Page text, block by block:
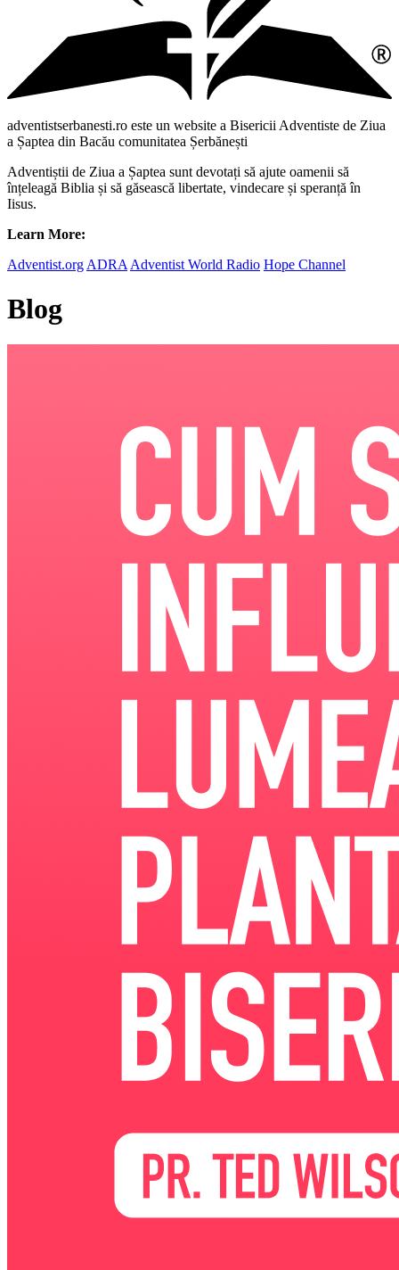
adventistserbanesti.ro este un website a Bisericii Adventiste de Ziua
a Șaptea din Bacău comunitatea Șerbănești
Adventiștii de Ziua a Șaptea sunt devotați să ajute oamenii să
înțeleagă Biblia și să găsească libertate, vindecare și speranță în
Iisus.
Learn More:
Adventist.org ADRA Adventist World Radio Hope Channel
Blog